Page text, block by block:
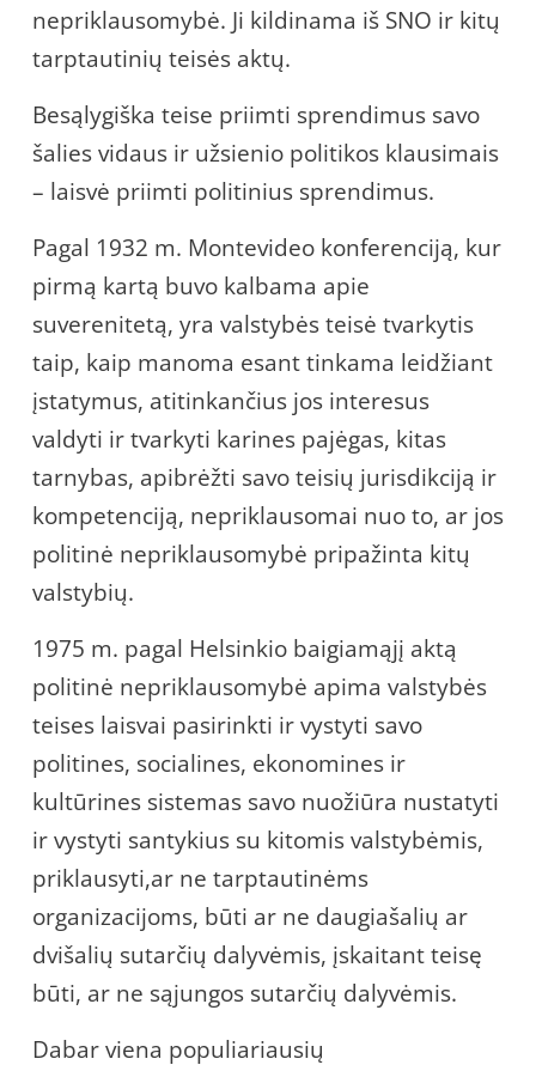
nepriklausomybė. Ji kildinama iš SNO ir kitų
tarptautinių teisės aktų.
Besąlygiška teise priimti sprendimus savo
šalies vidaus ir užsienio politikos klausimais
– laisvė priimti politinius sprendimus.
Pagal 1932 m. Montevideo konferenciją, kur
pirmą kartą buvo kalbama apie
suverenitetą, yra valstybės teisė tvarkytis
taip, kaip manoma esant tinkama leidžiant
įstatymus, atitinkančius jos interesus
valdyti ir tvarkyti karines pajėgas, kitas
tarnybas, apibrėžti savo teisių jurisdikciją ir
kompetenciją, nepriklausomai nuo to, ar jos
politinė nepriklausomybė pripažinta kitų
valstybių.
1975 m. pagal Helsinkio baigiamąjį aktą
politinė nepriklausomybė apima valstybės
teises laisvai pasirinkti ir vystyti savo
politines, socialines, ekonomines ir
kultūrines sistemas savo nuožiūra nustatyti
ir vystyti santykius su kitomis valstybėmis,
priklausyti,ar ne tarptautinėms
organizacijoms, būti ar ne daugiašalių ar
dvišalių sutarčių dalyvėmis, įskaitant teisę
būti, ar ne sąjungos sutarčių dalyvėmis.
Dabar viena populiariausių